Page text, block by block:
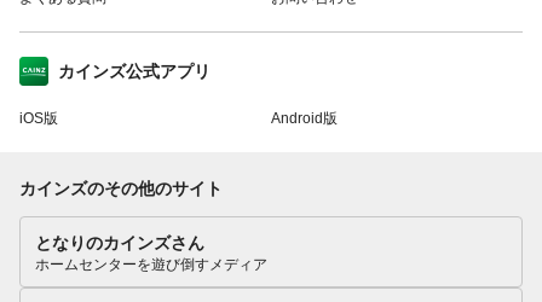
カインズ公式アプリ
iOS版 Android版
カインズのその他のサイト
となりのカインズさん
ホームセンターを遊び倒すメディア